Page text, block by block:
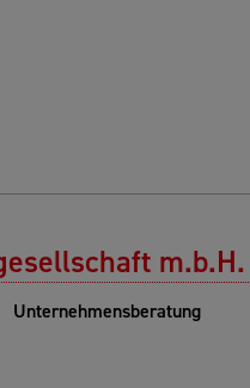
Unternehmensberatung